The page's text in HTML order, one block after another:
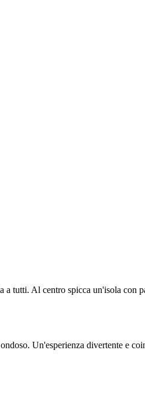
tutti. Al centro spicca un'isola
Un'esperienza divertente e